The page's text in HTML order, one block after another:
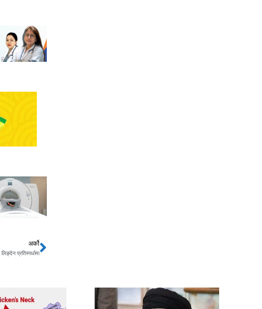
अर्को
प्रतिस्पर्धामाNext